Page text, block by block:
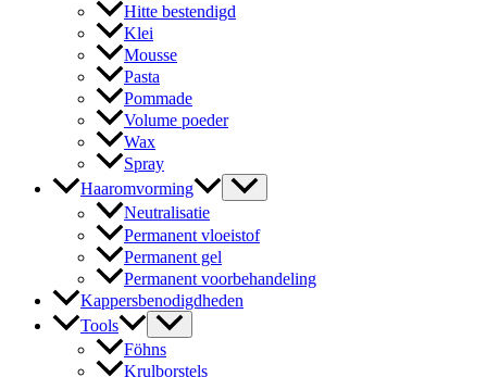
Hitte bestendigd
Klei
Mousse
Pasta
Pommade
Volume poeder
Wax
Spray
Haaromvorming
Neutralisatie
Permanent vloeistof
Permanent gel
Permanent voorbehandeling
Kappersbenodigdheden
Tools
Föhns
Krulborstels